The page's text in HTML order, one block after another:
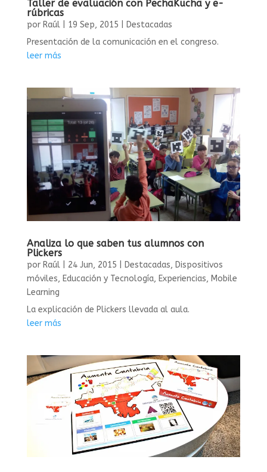
Taller de evaluación con PechaKucha y e-
rúbricas
por Raúl| 19 Sep, 2015
Destacadas
Presentación de la comunicación en el congreso.
leer más
Analiza lo que saben tus alumnos con
Plickers
por Raúl| 24 Jun, 2015 Destacadas, Dispositivos
móviles, Educación y Tecnología, Experiencias, Mobile
Learning
La explicación de Plickers llevada al aula.
leer más